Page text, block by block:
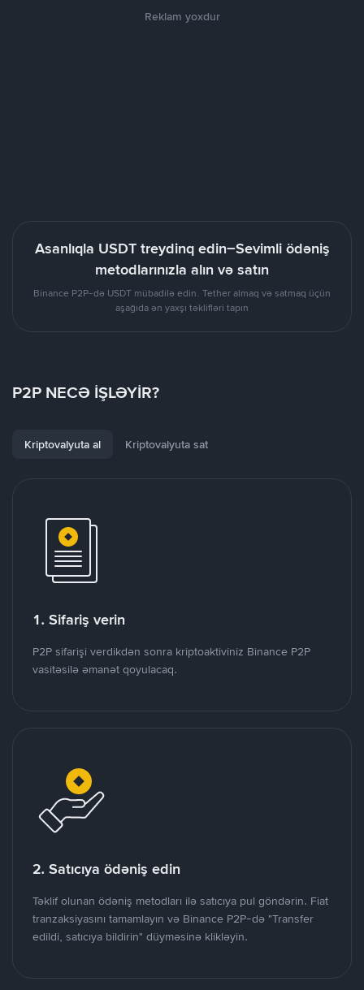
Reklam yoxdur
Asanlıqla USDT treydinq edin–Sevimli ödəniş
metodlarınızla alın və satın
Binance P2P-də USDT mübadilə edin. Tether almaq və satmaq üçün
aşağıda ən yaxşı təklifləri tapın
P2P NECƏ İŞLƏYİR?
Kriptovalyuta al Kriptovalyuta sat
1. Sifariş verin
P2P sifarişi verdikdən sonra kriptoaktiviniz Binance P2P
vasitəsilə əmanət qoyulacaq.
2. Satıcıya ödəniş edin
Təklif olunan ödəniş metodları ilə satıcıya pul göndərin. Fiat
tranzaksiyasını tamamlayın və Binance P2P-də "Transfer
edildi, satıcıya bildirin" düyməsinə klikləyin.